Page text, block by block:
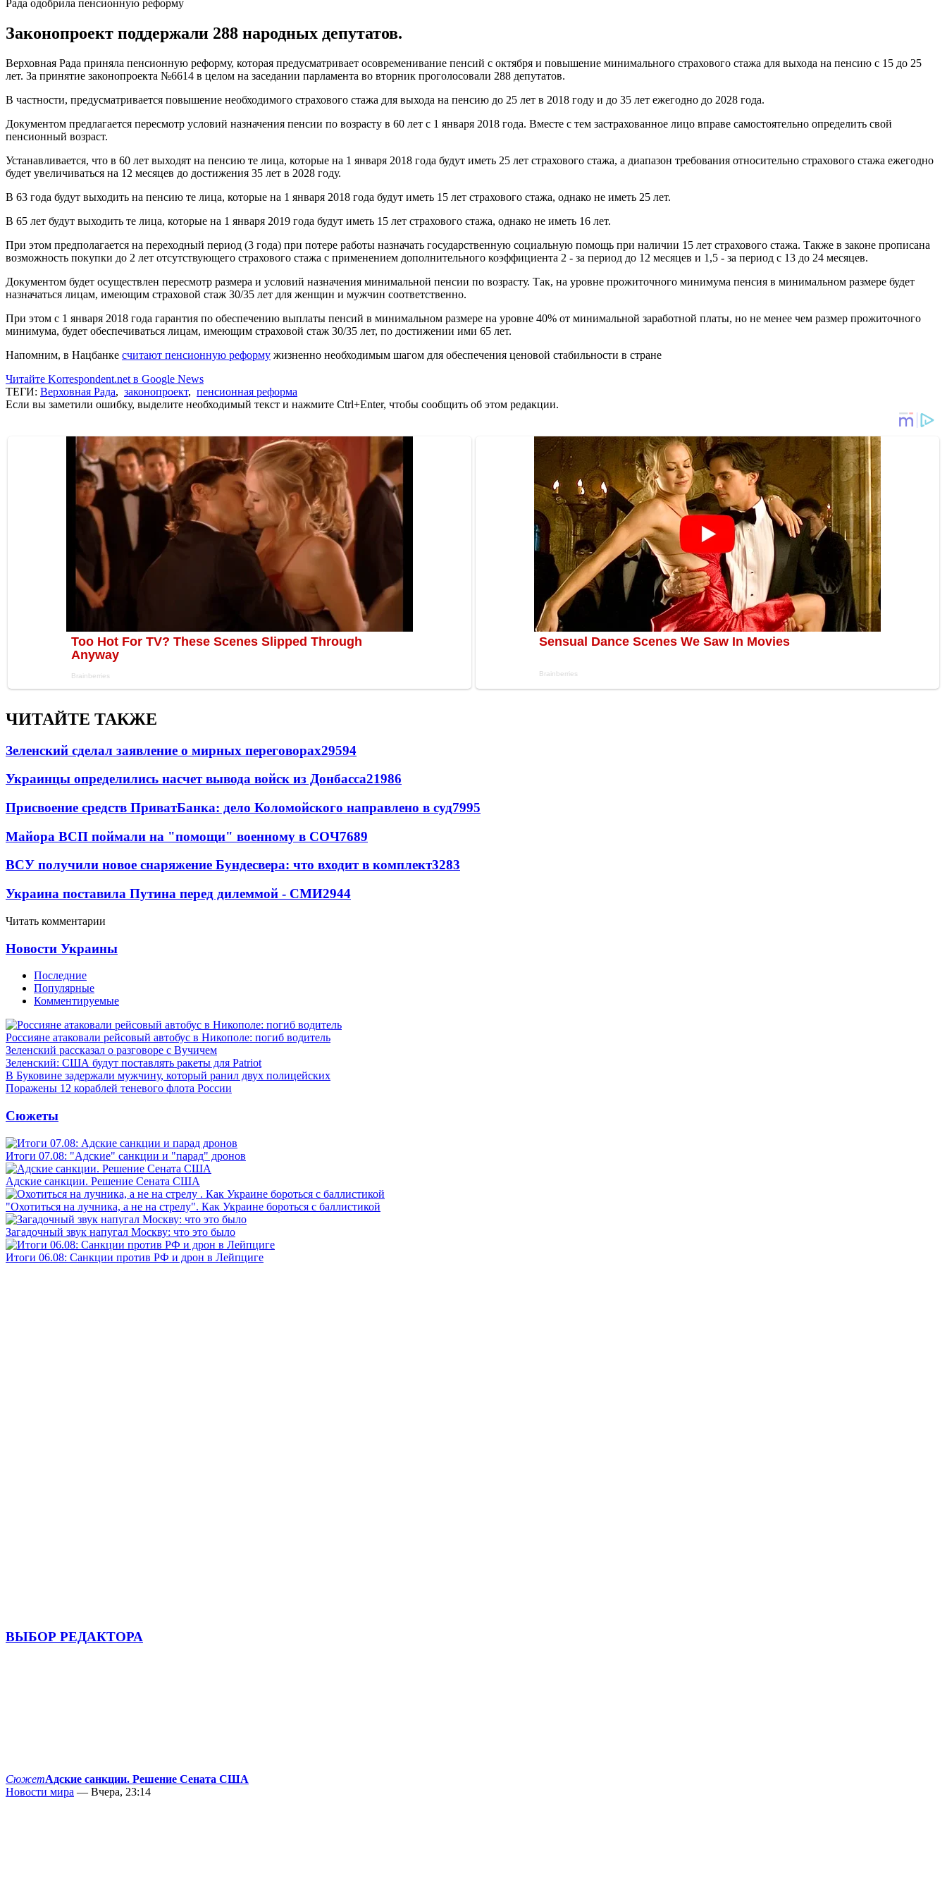
Рада одобрила пенсионную реформу
Законопроект поддержали 288 народных депутатов.
Верховная Рада приняла пенсионную реформу, которая предусматривает осовременивание пенсий с октября и повышение минимального страхового стажа для выхода на пенсию с 15 до 25
лет. За принятие законопроекта №6614 в целом на заседании парламента во вторник проголосовали 288 депутатов.
В частности, предусматривается повышение необходимого страхового стажа для выхода на пенсию до 25 лет в 2018 году и до 35 лет ежегодно до 2028 года.
Документом предлагается пересмотр условий назначения пенсии по возрасту в 60 лет с 1 января 2018 года. Вместе с тем застрахованное лицо вправе самостоятельно определить свой
пенсионный возраст.
Устанавливается, что в 60 лет выходят на пенсию те лица, которые на 1 января 2018 года будут иметь 25 лет страхового стажа, а диапазон требования относительно страхового стажа ежегодно
будет увеличиваться на 12 месяцев до достижения 35 лет в 2028 году.
В 63 года будут выходить на пенсию те лица, которые на 1 января 2018 года будут иметь 15 лет страхового стажа, однако не иметь 25 лет.
В 65 лет будут выходить те лица, которые на 1 января 2019 года будут иметь 15 лет страхового стажа, однако не иметь 16 лет.
При этом предполагается на переходный период (3 года) при потере работы назначать государственную социальную помощь при наличии 15 лет страхового стажа. Также в законе прописана
возможность покупки до 2 лет отсутствующего страхового стажа с применением дополнительного коэффициента 2 - за период до 12 месяцев и 1,5 - за период с 13 до 24 месяцев.
Документом будет осуществлен пересмотр размера и условий назначения минимальной пенсии по возрасту. Так, на уровне прожиточного минимума пенсия в минимальном размере будет
назначаться лицам, имеющим страховой стаж 30/35 лет для женщин и мужчин соответственно.
При этом с 1 января 2018 года гарантия по обеспечению выплаты пенсий в минимальном размере на уровне 40% от минимальной заработной платы, но не менее чем размер прожиточного
минимума, будет обеспечиваться лицам, имеющим страховой стаж 30/35 лет, по достижении ими 65 лет.
Напомним, в Нацбанке считают пенсионную реформу жизненно необходимым шагом для обеспечения ценовой стабильности в стране
Читайте Korrespondent.net в Google News
ТЕГИ: Верховная Рада, законопроект, пенсионная реформа
Если вы заметили ошибку, выделите необходимый текст и нажмите Ctrl+Enter, чтобы сообщить об этом редакции.
ЧИТАЙТЕ ТАКЖЕ
Зеленский сделал заявление о мирных переговорах29594
Украинцы определились насчет вывода войск из Донбасса21986
Присвоение средств ПриватБанка: дело Коломойского направлено в суд7995
Майора ВСП поймали на "помощи" военному в СОЧ7689
ВСУ получили новое снаряжение Бундесвера: что входит в комплект3283
Украина поставила Путина перед дилеммой - СМИ2944
Читать комментарии
Новости Украины
Последние
Популярные
Комментируемые
Россияне атаковали рейсовый автобус в Никополе: погиб водитель
Зеленский рассказал о разговоре с Вучичем
Зеленский: США будут поставлять ракеты для Patriot
В Буковине задержали мужчину, который ранил двух полицейских
Поражены 12 кораблей теневого флота России
Сюжеты
Итоги 07.08: "Адские" санкции и "парад" дронов
Адские санкции. Решение Сената США
"Охотиться на лучника, а не на стрелу". Как Украине бороться с баллистикой
Загадочный звук напугал Москву: что это было
Итоги 06.08: Санкции против РФ и дрон в Лейпциге
ВЫБОР РЕДАКТОРА
СюжетАдские санкции. Решение Сената США
Новости мира — Вчера, 23:14